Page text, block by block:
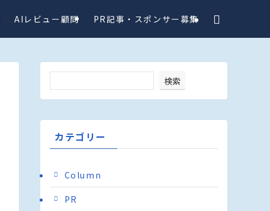
AIレビュー顧問 PR記事・スポンサー募集
検索
カテゴリー
Column
PR